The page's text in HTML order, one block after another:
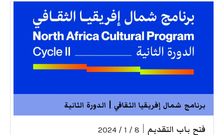
برنامج شمال إفريقيا الثقافي | الدورة الثانية
فتح باب التقديم 8 / 1 / 2024